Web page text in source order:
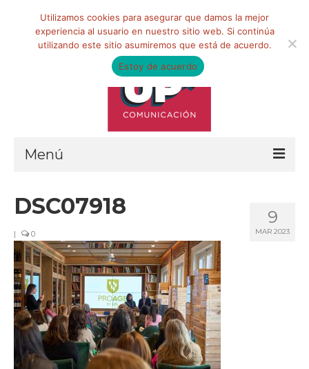
Menú
Qué hacemos
Marketing de influencia
Equipo
CLIENTES
BLOG
9
MAR 2023
DSC07918
| 0
Utilizamos cookies para asegurar que damos la mejor
experiencia al usuario en nuestro sitio web. Si continúa
utilizando este sitio asumiremos que está de acuerdo.
Estoy de acuerdo